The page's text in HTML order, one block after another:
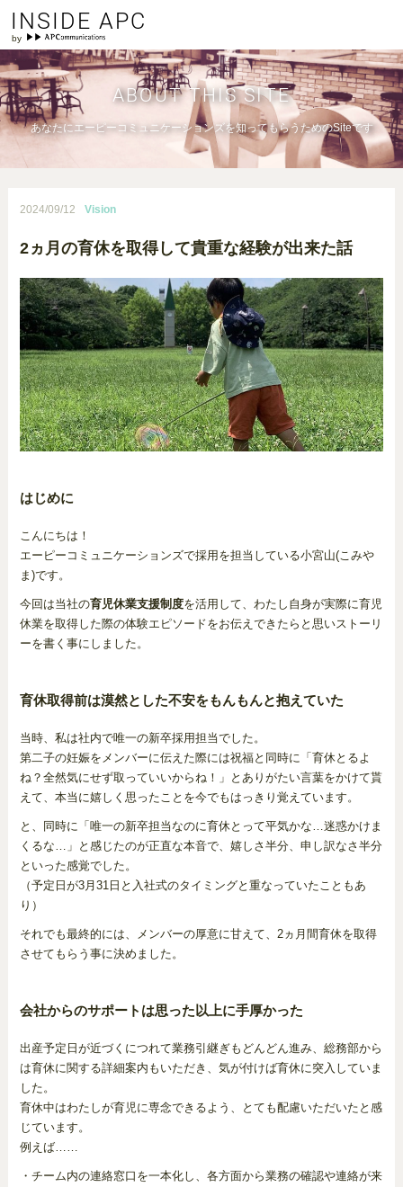
INSIDE APC
ABOUT THIS SITE
あなたにエーピーコミュニケーションズを知ってもらうためのSiteです
2024/09/12 Vision
2ヵ月の育休を取得して貴重な経験が出来た話
はじめに
こんにちは！
エーピーコミュニケーションズで採用を担当している小宮山(こみや
ま)です。
今回は当社の育児休業支援制度を活用して、わたし自身が実際に育児
休業を取得した際の体験エピソードをお伝えできたらと思いストーリ
ーを書く事にしました。
育休取得前は漠然とした不安をもんもんと抱えていた
当時、私は社内で唯一の新卒採用担当でした。
第二子の妊娠をメンバーに伝えた際には祝福と同時に「育休とるよ
ね？全然気にせず取っていいからね！」とありがたい言葉をかけて貰
えて、本当に嬉しく思ったことを今でもはっきり覚えています。
と、同時に「唯一の新卒担当なのに育休とって平気かな…迷惑かけま
くるな…」と感じたのが正直な本音で、嬉しさ半分、申し訳なさ半分
といった感覚でした。
（予定日が3月31日と入社式のタイミングと重なっていたこともあ
り）
それでも最終的には、メンバーの厚意に甘えて、2ヵ月間育休を取得
させてもらう事に決めました。
会社からのサポートは思った以上に手厚かった
出産予定日が近づくにつれて業務引継ぎもどんどん進み、総務部から
は育休に関する詳細案内もいただき、気が付けば育休に突入していま
した。
育休中はわたしが育児に専念できるよう、とても配慮いただいたと感
じています。
例えば……
・チーム内の連絡窓口を一本化し、各方面から業務の確認や連絡が来